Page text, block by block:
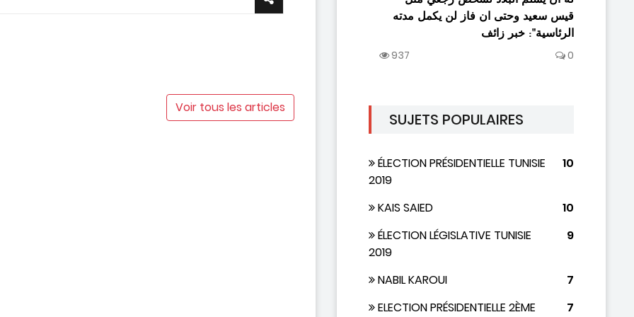
Voir tous les articles
قيس سعيد وحتى ان فاز لن يكمل مدته
الرئاسية": خبر زائف
937
0
SUJETS POPULAIRES
ÉLECTION PRÉSIDENTIELLE TUNISIE
2019
10
KAIS SAIED
10
ÉLECTION LÉGISLATIVE TUNISIE
2019
9
NABIL KAROUI
7
ELECTION PRÉSIDENTIELLE 2ÈME
7